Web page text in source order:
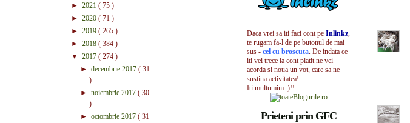
Daca vrei sa iti faci cont pe Inlinkz,
te rugam fa-l de pe butonul de mai
sus - cel cu broscuta. De indata ce
iti vei trece la cont platit ne vei
acorda si noua un vot, care sa ne
sustina activitatea!
Iti multumim :)!!
Prieteni prin GFC
► 2021 ( 75 )
► 2020 ( 71 )
► 2019 ( 265 )
► 2018 ( 384 )
▼ 2017 ( 274 )
► decembrie 2017 ( 31
)
► noiembrie 2017 ( 30
)
► octombrie 2017 ( 31